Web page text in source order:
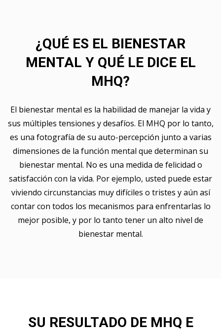
¿QUÉ ES EL BIENESTAR
MENTAL Y QUÉ LE DICE EL
MHQ?
El bienestar mental es la habilidad de manejar la vida y
sus múltiples tensiones y desafíos. El MHQ por lo tanto,
es una fotografía de su auto-percepción junto a varias
dimensiones de la función mental que determinan su
bienestar mental. No es una medida de felicidad o
satisfacción con la vida. Por ejemplo, usted puede estar
viviendo circunstancias muy difíciles o tristes y aún así
contar con todos los mecanismos para enfrentarlas lo
mejor posible, y por lo tanto tener un alto nivel de
bienestar mental.
SU RESULTADO DE MHQ E